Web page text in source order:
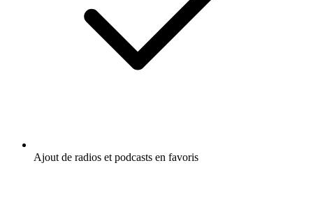
Ajout de radios et podcasts en favoris